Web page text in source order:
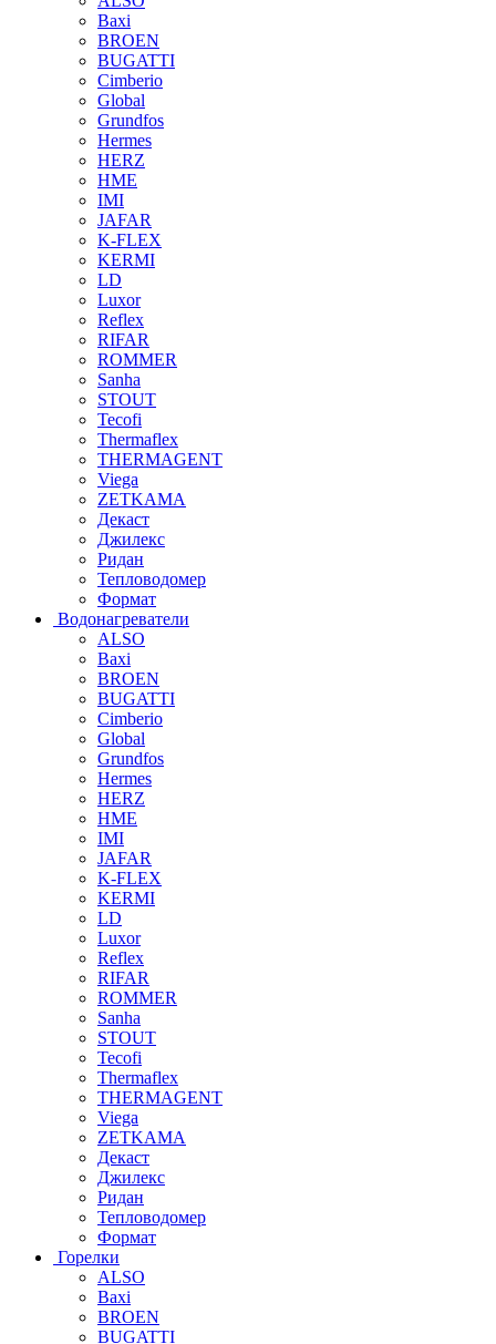
Baxi
BROEN
BUGATTI
Cimberio
Global
Grundfos
Hermes
HERZ
HME
IMI
JAFAR
K-FLEX
KERMI
LD
Luxor
Reflex
RIFAR
ROMMER
Sanha
STOUT
Tecofi
Thermaflex
THERMAGENT
Viega
ZETKAMA
Декаст
Джилекс
Ридан
Тепловодомер
Формат
Водонагреватели
ALSO
Baxi
BROEN
BUGATTI
Cimberio
Global
Grundfos
Hermes
HERZ
HME
IMI
JAFAR
K-FLEX
KERMI
LD
Luxor
Reflex
RIFAR
ROMMER
Sanha
STOUT
Tecofi
Thermaflex
THERMAGENT
Viega
ZETKAMA
Декаст
Джилекс
Ридан
Тепловодомер
Формат
Горелки
ALSO
Baxi
BROEN
BUGATTI